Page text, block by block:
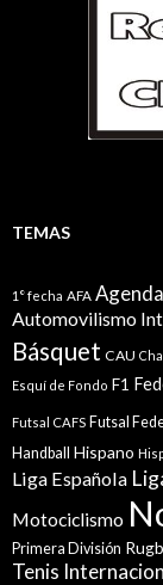
TEMAS
1° fecha AFA
Automovilismo
Básquet CAU
Esquí de Fondo F1
Futsal CAFS Futsal
Handball Hispano
Liga Española
Motociclismo
Primera División
Tenis